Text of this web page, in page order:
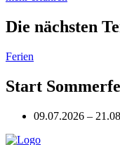
Die nächsten
Ferien
Start
09.07.2026 –